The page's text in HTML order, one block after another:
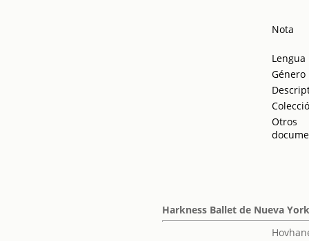
Nota
Lengua
Género
Otros
Harkness Ballet de Nueva